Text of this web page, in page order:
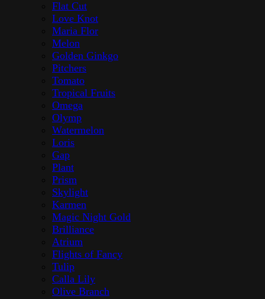
Flat Cut
Love Knot
Maria Flor
Melon
Golden Ginkgo
Pitchers
Tomato
Tropical Fruits
Omega
Olymp
Watermelon
Loris
Gap
Plant
Prism
Skylight
Karmen
Magic Night Gold
Brilliance
Atrium
Flights of Fancy
Tulip
Calla Lily
Olive Branch